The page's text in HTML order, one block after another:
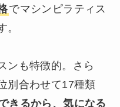
でマシンピラティス
。
ンも特徴的。さら
別合わせて17種類
きるから、気になる